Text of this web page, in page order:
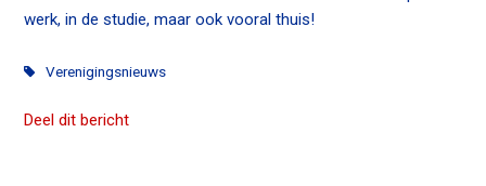
werk, in de studie, maar ook vooral thuis!
Verenigingsnieuws
Deel dit bericht